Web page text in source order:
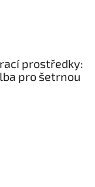
prostředky:
pro šetrnou